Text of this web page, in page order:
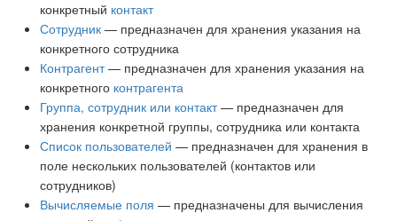
конкретный контакт
Сотрудник — предназначен для хранения указания на
конкретного сотрудника
Контрагент— предназначен для хранения указания на
конкретного контрагента
Группа, сотрудник или контакт— предназначен для
хранения конкретной группы, сотрудника или контакта
Список пользователей — предназначен для хранения в
поле нескольких пользователей (контактов или
сотрудников)
Вычисляемые поля — предназначены для вычисления